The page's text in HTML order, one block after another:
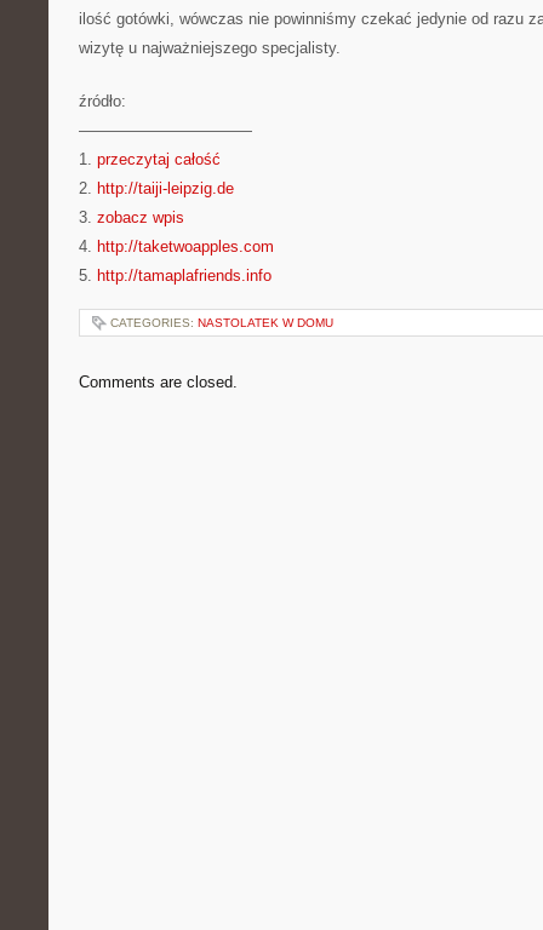
ilość gotówki, wówczas nie powinniśmy czekać jedynie od razu
wizytę u najważniejszego specjalisty.
źródło:
———————————
1. przeczytaj całość
2. http://taiji-leipzig.de
3. zobacz wpis
4. http://taketwoapples.com
5. http://tamaplafriends.info
CATEGORIES: NASTOLATEK W DOMU
Comments are closed.